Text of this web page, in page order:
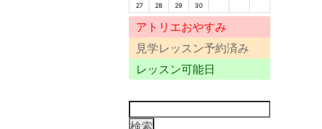
27
28 29 30
アトリエおやすみ
見学レッスン予約済み
レッスン可能日
検
索: